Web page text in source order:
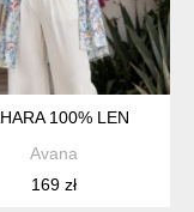
100% LEN
Avana
169 zł